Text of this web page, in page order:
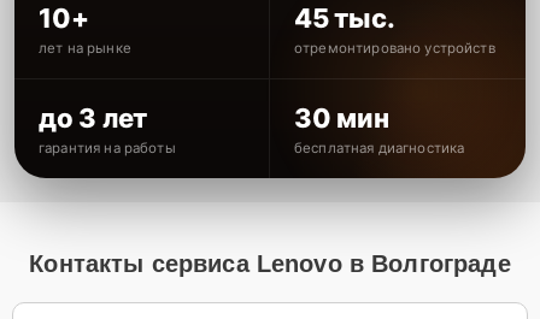
10+
лет на рынке
45 тыс.
отремонтировано устройств
до 3 лет
гарантия на работы
30 мин
бесплатная диагностика
Контакты сервиса Lenovo в Волгограде